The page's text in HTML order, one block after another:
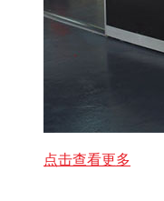
点击查看更多